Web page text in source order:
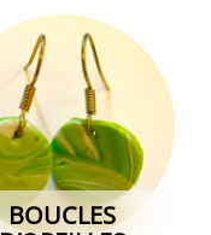
BOUCLES